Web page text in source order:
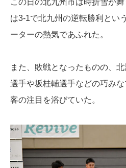
この日の北九州市は時折雪が
は3-1で北九州の逆転勝利とい
ーターの熱気であふれた。
また、敗戦となったものの、
選手や坂桂輔選手などの巧み
客の注目を浴びていた。